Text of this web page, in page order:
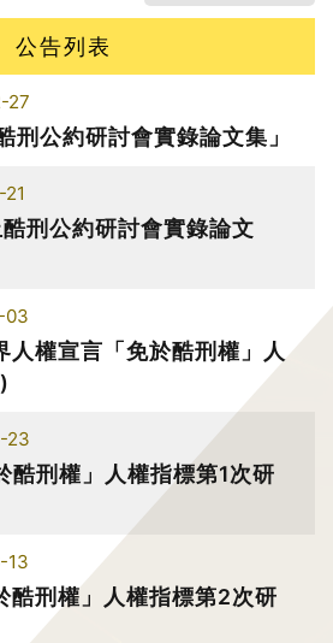
公告列表
27
刑公約研討會實錄論文集」
刑公約研討會實錄論文
03
人權宣言「免於酷刑權」人
23
酷刑權」人權指標第1次研
13
酷刑權」人權指標第2次研